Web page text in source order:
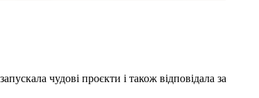
чудові проєкти і також відповідала за